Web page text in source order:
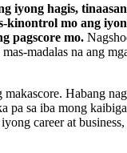
iyong hagis,
kinontrol mo ang
pagscore mo.
madalas na ang
makascore. Habang
pa sa iba mong
career at